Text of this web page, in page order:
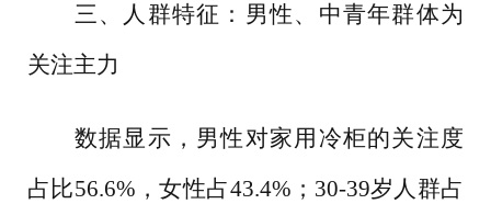
三、人群特征：男性、中青年群体为
关注主力
数据显示，男性对家用冷柜的关注度
占比56.6%，女性占43.4%；30-39岁人群占